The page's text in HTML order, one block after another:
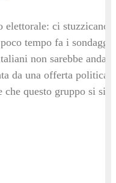
elettorale: ci stuzzicano a
tempo fa i sondaggi
non sarebbe andata
da una offerta politica
questo gruppo si sia